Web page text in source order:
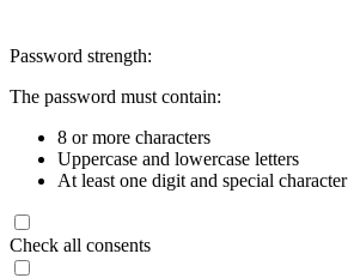
Password strength:
The password must contain:
8 or more characters
Uppercase and lowercase letters
At least one digit and special character
Check all consents